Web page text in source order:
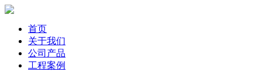
首页
关于我们
公司产品
工程案例